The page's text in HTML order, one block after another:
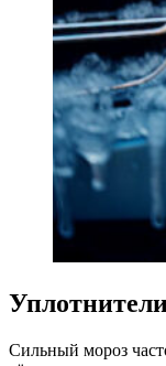
Сильный мороз